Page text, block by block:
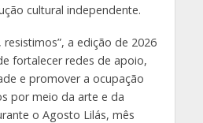
cultural independente.
resistimos”, a edição de 2026
fortalecer redes de apoio,
e promover a ocupação
por meio da arte e da
o Agosto Lilás, mês